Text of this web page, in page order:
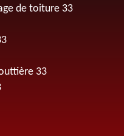
de toiture 33
33